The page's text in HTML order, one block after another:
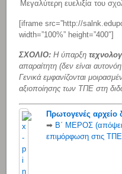
Μεγαλύτερη ευελιξία του
[iframe src=”http://
width=”100%” height=”400″]
ΣΧΟΛΙΟ:Η ύπαρξη
απαραίτητη (δεν είναι
Γενικά εμφανίζονται
αξιοποίησης των ΤΠΕ στη
Πρωτογενές
➡ Β΄ ΜΕΡΟΣ
επιμόρφωση στις